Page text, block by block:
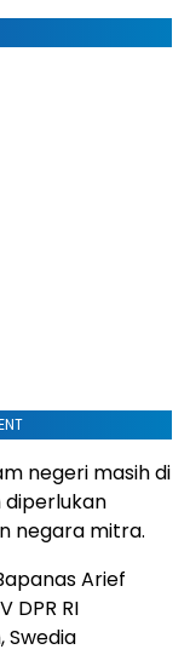
negeri masih di
diperlukan
negara mitra.
Arief
DPR RI
Swedia